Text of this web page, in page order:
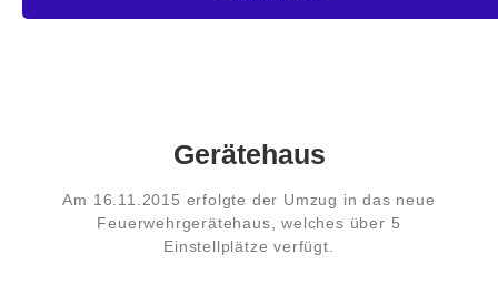
Gerätehaus
Am 16.11.2015 erfolgte der Umzug in das neue
Feuerwehrgerätehaus, welches über 5
Einstellplätze verfügt.